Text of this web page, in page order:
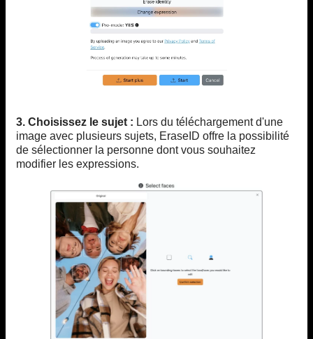
3. Choisissez le sujet : Lors du téléchargement d'une
image avec plusieurs sujets, EraseID offre la possibilité
de sélectionner la personne dont vous souhaitez
modifier les expressions.